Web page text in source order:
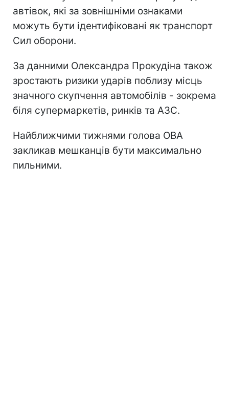
автівок, які за зовнішніми ознаками
можуть бути ідентифіковані як транспорт
Сил оборони.
За данними Олександра Прокудіна також
зростають ризики ударів поблизу місць
значного скупчення автомобілів - зокрема
біля супермаркетів, ринків та АЗС.
Найближчими тижнями голова ОВА
закликав мешканців бути максимально
пильними.